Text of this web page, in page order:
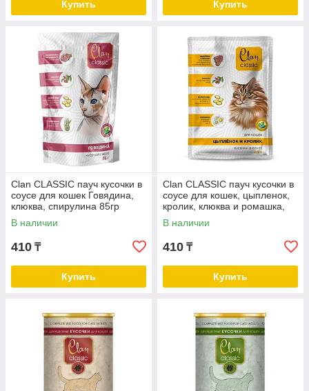
Купить Купить
Clan CLASSIC пауч кусочки в
соусе для кошек Говядина,
клюква, спирулина 85гр
В наличии
410 ₸
Купить
Clan CLASSIC пауч кусочки в
соусе для кошек, цыпленок,
кролик, клюква и ромашка,
85г
В наличии
410 ₸
Купить